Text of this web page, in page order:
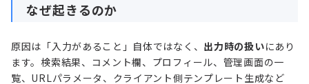
なぜ起きるのか
原因は「入力があること」自体ではなく、 出力時の扱いにあり
ます。検索結果、コメント欄、プロフィール、管理画面の一
覧、URLパラメータ、クライアント側テンプレート生成など